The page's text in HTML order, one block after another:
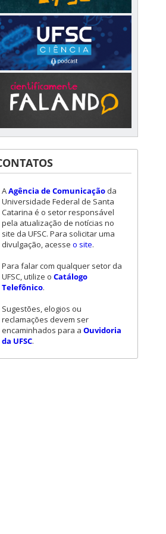
AAgência de Comunicação da
Universidade Federal de Santa
Catarina é o setor responsável
pela atualização de notícias no
site da UFSC. Para solicitar uma
divulgação, acesse o site.
Para falar com qualquer setor da
UFSC, utilize o Catálogo
Telefônico.
Sugestões, elogios ou
reclamações devem ser
encaminhados para a Ouvidoria
da UFSC.